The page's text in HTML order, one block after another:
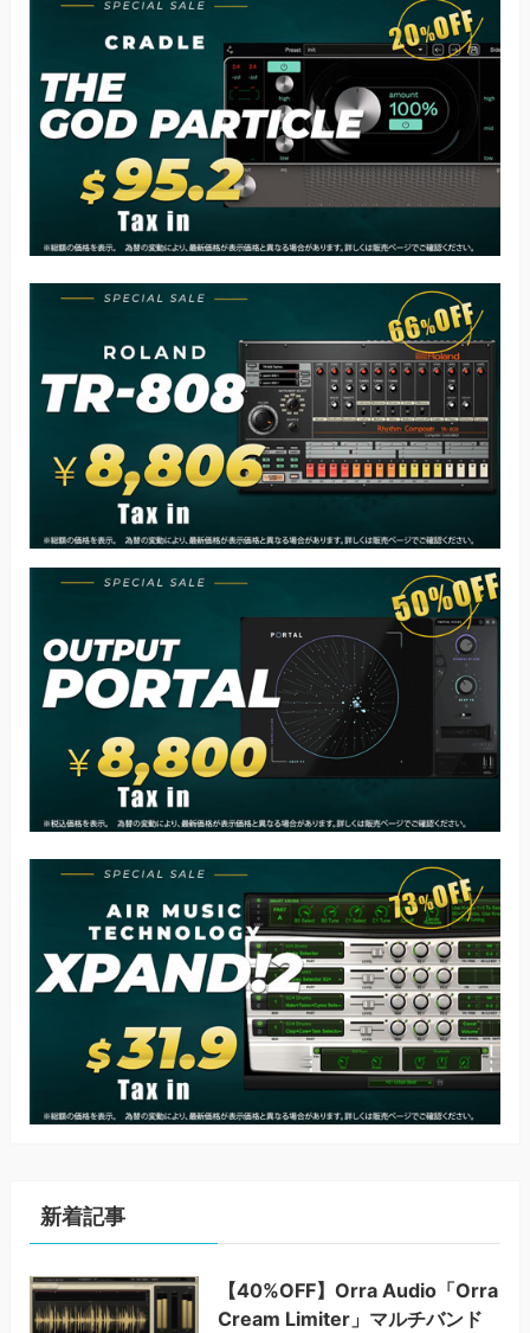
新着記事
【40%OFF】Orra Audio「Orra
Cream Limiter」マルチバンド